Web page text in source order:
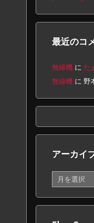
最近のコ
無線機 に た
無線機 に 野
アーカイ
ー
カ
イ